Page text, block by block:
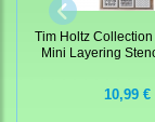
Tim Holtz
Mini Layering
10,99 €